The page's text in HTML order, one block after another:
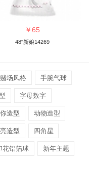
￥65
48"新娘14269
赌场风格 手腕气球
字母数字
造型 动物造型
造型 四角星
花铝箔球 新年主题